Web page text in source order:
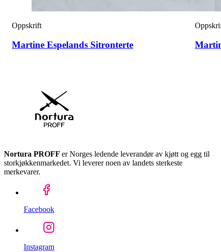
Oppskrift
Martine Espelands Sitronterte
Nortura PROFF er Norges ledende leverandør av kjøtt og egg til
storkjøkkenmarkedet. Vi leverer noen av landets sterkeste
merkevarer.
Facebook
Instagram